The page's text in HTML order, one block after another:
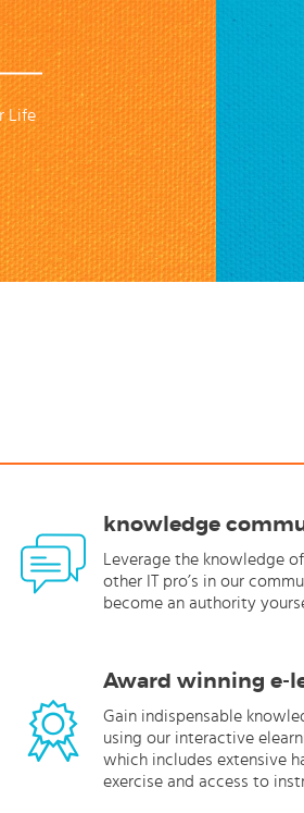
Life
knowledge
Leverage the knowledge
other IT pro’s in our
become an authority
Award winning e-
Gain indispensable
using our interactive
which includes extensive
exercise and access to